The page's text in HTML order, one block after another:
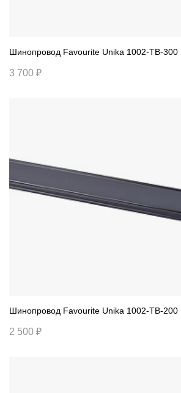
Шинопровод Favourite Unika 1002-TB-300
3 700 ₽
Шинопровод Favourite Unika 1002-TB-200
2 500 ₽